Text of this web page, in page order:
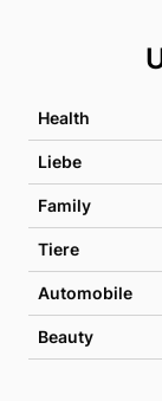
Health
Liebe
Family
Tiere
Automobile
Beauty